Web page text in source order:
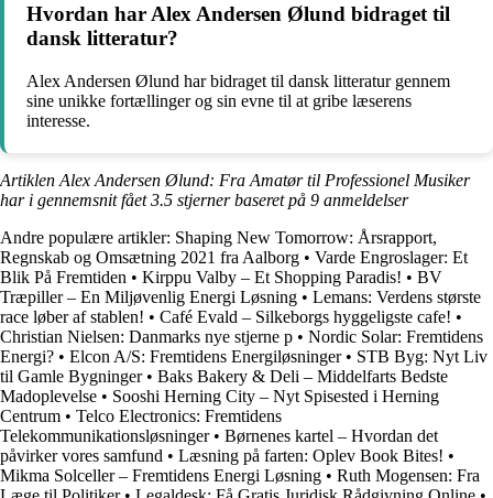
Hvordan har Alex Andersen Ølund bidraget til
dansk litteratur?
Alex Andersen Ølund har bidraget til dansk litteratur gennem
sine unikke fortællinger og sin evne til at gribe læserens
interesse.
Artiklen Alex Andersen Ølund: Fra Amatør til Professionel Musiker
har i gennemsnit fået3.5 stjerner baseret på 9 anmeldelser
Andre populære artikler: Shaping New Tomorrow: Årsrapport,
Regnskab og Omsætning 2021 fra Aalborg • Varde Engroslager: Et
Blik På Fremtiden • Kirppu Valby – Et Shopping Paradis! • BV
Træpiller – En Miljøvenlig Energi Løsning • Lemans: Verdens største
race løber af stablen! • Café Evald – Silkeborgs hyggeligste cafe! •
Christian Nielsen: Danmarks nye stjerne p • Nordic Solar: Fremtidens
Energi? • Elcon A/S: Fremtidens Energiløsninger• STB Byg: Nyt Liv
til Gamle Bygninger• Baks Bakery & Deli – Middelfarts Bedste
Madoplevelse • Sooshi Herning City – Nyt Spisested i Herning
Centrum • Telco Electronics: Fremtidens
Telekommunikationsløsninger• Børnenes kartel – Hvordan det
påvirker vores samfund • Læsning på farten: Oplev Book Bites! •
Mikma Solceller – Fremtidens Energi Løsning • Ruth Mogensen: Fra